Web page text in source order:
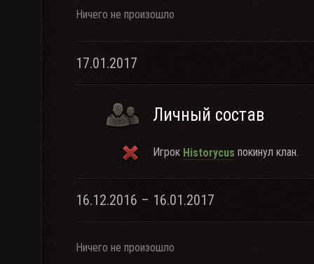
Ничего не произошло
17.01.2017
Личный состав
Игрок Historycus покинул клан.
16.12.2016 – 16.01.2017
Ничего не произошло